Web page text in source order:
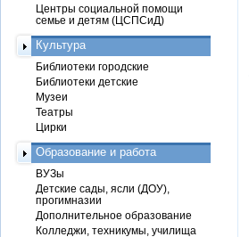
Центры социальной помощи
семье и детям (ЦСПСиД)
Культура
Библиотеки городские
Библиотеки детские
Музеи
Театры
Цирки
Образование и работа
ВУЗы
Детские сады, ясли (ДОУ),
прогимназии
Дополнительное образование
Колледжи, техникумы, училища